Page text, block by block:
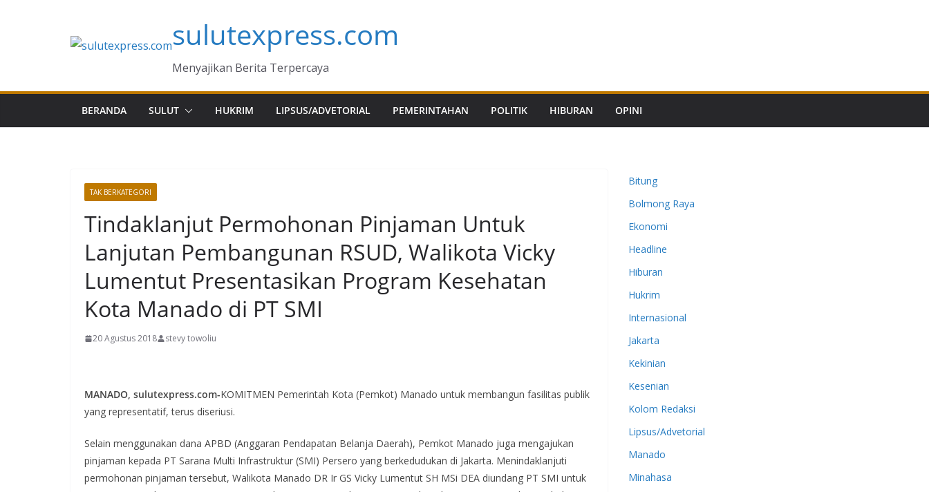
sulutexpress.com
Menyajikan Berita Terpercaya
BERANDA SULUT HUKRIM LIPSUS/ADVETORIAL PEMERINTAHAN POLITIK HIBURAN OPINI
TAK BERKATEGORI
Tindaklanjut Permohonan Pinjaman Untuk
Lanjutan Pembangunan RSUD, Walikota Vicky
Lumentut Presentasikan Program Kesehatan
Kota Manado di PT SMI
20 Agustus 2018 stevy towoliu
MANADO, sulutexpress.com-KOMITMEN Pemerintah Kota (Pemkot) Manado untuk membangun fasilitas publik
yang representatif, terus diseriusi.
Selain menggunakan dana APBD (Anggaran Pendapatan Belanja Daerah), Pemkot Manado juga mengajukan
pinjaman kepada PT Sarana Multi Infrastruktur (SMI) Persero yang berkedudukan di Jakarta. Menindaklanjuti
permohonan pinjaman tersebut, Walikota Manado DR Ir GS Vicky Lumentut SH MSi DEA diundang PT SMI untuk
Bitung
Bolmong Raya
Ekonomi
Headline
Hiburan
Hukrim
Internasional
Jakarta
Kekinian
Kesenian
Kolom Redaksi
Lipsus/Advetorial
Manado
Minahasa